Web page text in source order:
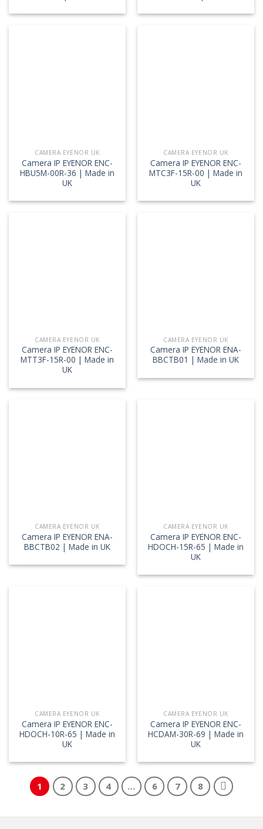
CAMERA EYENOR UK
Camera IP EYENOR ENC-
HBU5M-00R-36 | Made in
UK
CAMERA EYENOR UK
Camera IP EYENOR ENC-
MTC3F-15R-00 | Made in
UK
CAMERA EYENOR UK
Camera IP EYENOR ENC-
MTT3F-15R-00 | Made in
UK
CAMERA EYENOR UK
Camera IP EYENOR ENA-
BBCTB01 | Made in UK
CAMERA EYENOR UK
Camera IP EYENOR ENA-
BBCTB02 | Made in UK
CAMERA EYENOR UK
Camera IP EYENOR ENC-
HDOCH-15R-65 | Made in
UK
CAMERA EYENOR UK
Camera IP EYENOR ENC-
HDOCH-10R-65 | Made in
UK
CAMERA EYENOR UK
Camera IP EYENOR ENC-
HCDAM-30R-69 | Made in
UK
1 2 3 4 … 6 7 8